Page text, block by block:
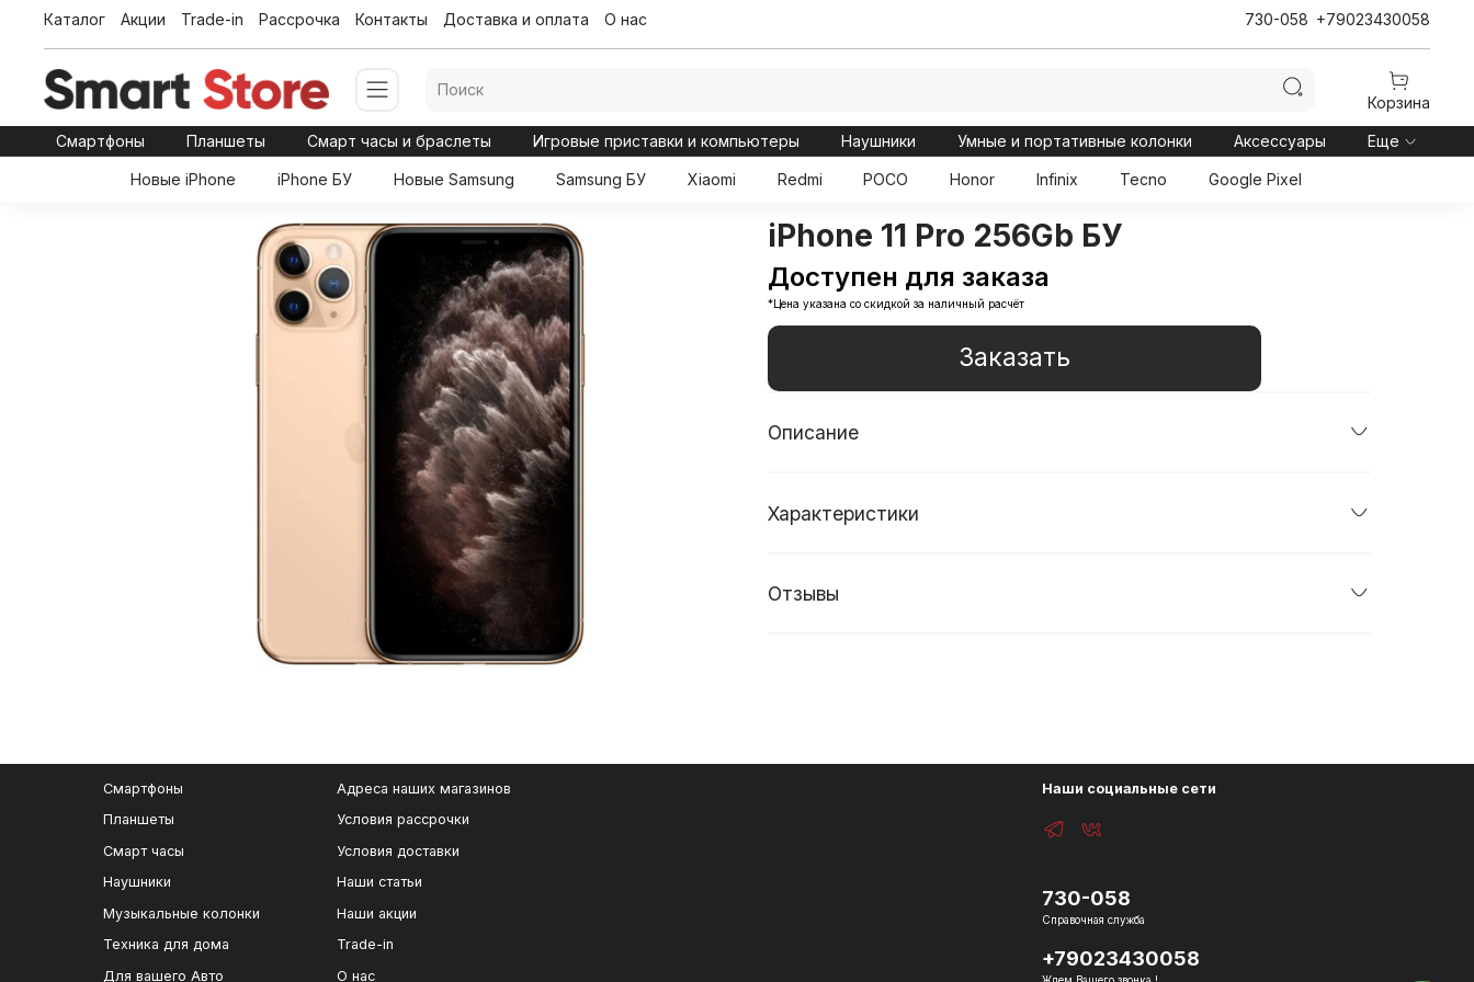
Каталог Акции Trade-in Рассрочка Контакты Доставка и оплата О нас 730-058 +79023430058
Корзина
Смартфоны Планшеты Смарт часы и браслеты Игровые приставки и компьютеры Наушники Умные и портативные колонки Аксессуары Еще
Новые iPhone iPhone БУ Новые Samsung Samsung БУ Xiaomi Redmi POCO Honor Infinix Tecno Google Pixel
iPhone 11 Pro 256Gb БУ
Доступен для заказа
*Цена указана со скидкой за наличный расчёт
Заказать
Описание
Характеристики
Отзывы
Смартфоны
Планшеты
Смарт часы
Наушники
Музыкальные колонки
Техника для дома
Для вашего Авто
Адреса наших магазинов
Условия рассрочки
Условия доставки
Наши статьи
Наши акции
Trade-in
О нас
Наши социальные сети
730-058
Справочная служба
+79023430058